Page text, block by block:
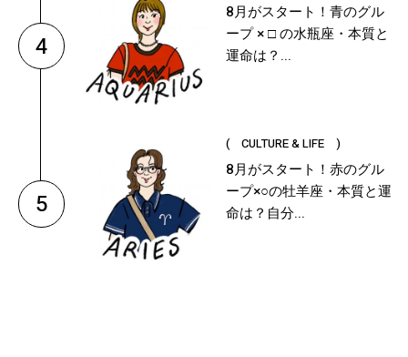
4
8月がスタート！青のグル
ープ × □ の水瓶座・本質と
運命は？...
5
( CULTURE & LIFE )
8月がスタート！赤のグル
ープ×○の牡羊座・本質と運
命は？自分...